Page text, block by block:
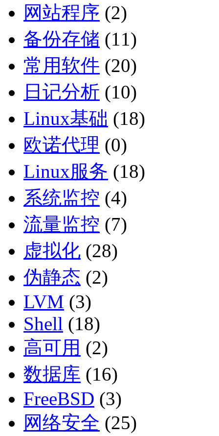
网站程序 (2)
备份存储 (11)
常用软件 (20)
日记分析 (10)
Linux基础 (18)
欧诺代理 (0)
Linux服务 (18)
系统监控 (4)
流量监控 (7)
虚拟化 (28)
伪静态 (2)
LVM (3)
Shell (18)
高可用 (2)
数据库 (16)
FreeBSD (3)
网络安全 (25)